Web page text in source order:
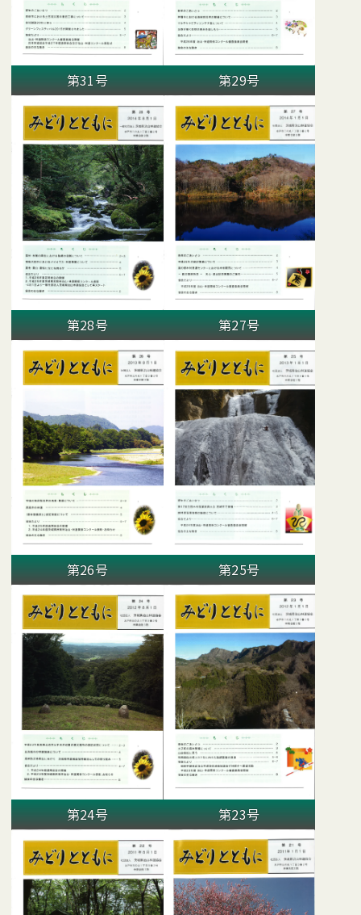
第31号 第29号
第28号 第27号
第26号 第25号
第24号 第23号